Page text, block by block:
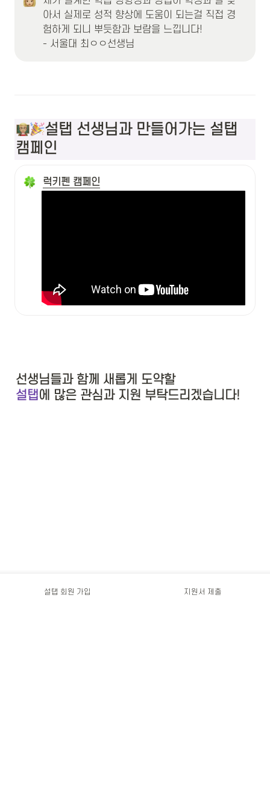
아서 실제로 성적 향상에 도움이 되는걸 직접 경
험하게 되니 뿌듯함과 보람을 느낍니다!
- 서울대 최ㅇㅇ선생님
설탭 선생님과 만들어가는 설탭
캠페인
럭키펜 캠페인
설탭에 많은 관심과 지원 부탁드리겠습니다!
설탭 회원 가입 지원서 제출